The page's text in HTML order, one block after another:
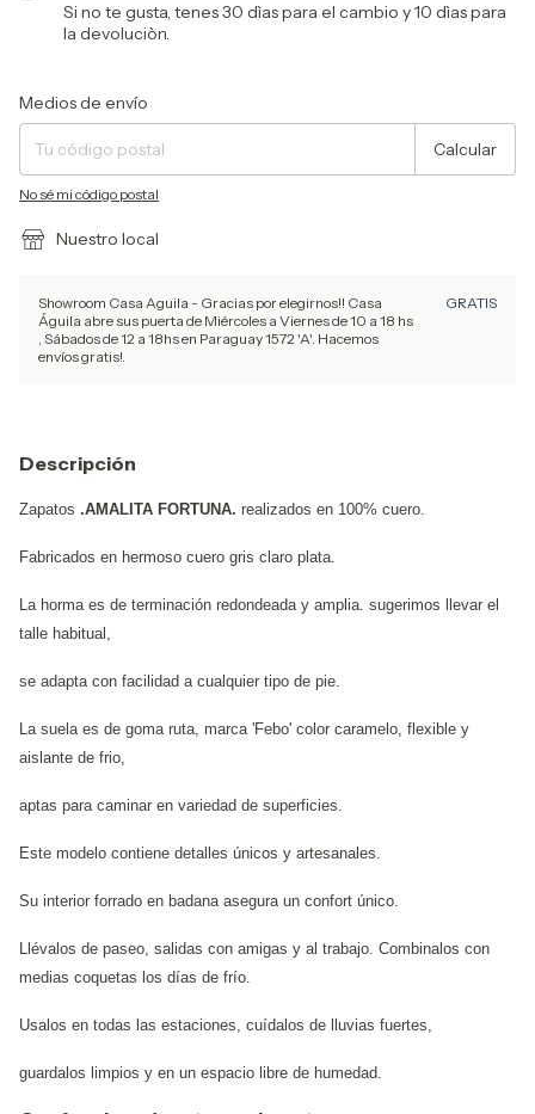
Si no te gusta, tenes 30 dìas para el cambio y 10 dìas para
la devoluciòn.
Entregas para el CP:
Medios de envío
Calcular
No sé mi código postal
Nuestro local
Showroom Casa Aguila - Gracias por elegirnos!! Casa
Águila abre sus puerta de Miércoles a Viernes de 10 a 18 hs
, Sábados de 12 a 18hs en Paraguay 1572 'A'. Hacemos
envíos gratis!.
GRATIS
Descripción
Zapatos .AMALITA FORTUNA. realizados en 100% cuero.
Fabricados en hermoso cuero gris claro plata.
La horma es de terminación redondeada y amplia. sugerimos llevar el
talle habitual,
se adapta con facilidad a cualquier tipo de pie.
La suela es de goma ruta, marca 'Febo' color caramelo, flexible y
aislante de frio,
aptas para caminar en variedad de superficies.
Este modelo contiene detalles únicos y artesanales.
Su interior forrado en badana asegura un confort único.
Llévalos de paseo, salidas con amigas y al trabajo. Combinalos con
medias coquetas los días de frío.
Usalos en todas las estaciones, cuídalos de lluvias fuertes,
guardalos limpios y en un espacio libre de humedad.